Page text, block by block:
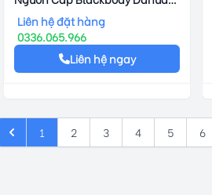
DH-PFM320D-EN
Liên hệ đặt hàng
0336.065.966
Liên hệ ngay
1 2 3 4 5 6